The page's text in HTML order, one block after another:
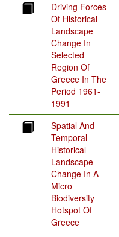
Driving Forces
Of Historical
Landscape
Change In
Selected
Region Of
Greece In The
Period 1961-
1991
Spatial And
Temporal
Historical
Landscape
Change In A
Micro
Biodiversity
Hotspot Of
Greece